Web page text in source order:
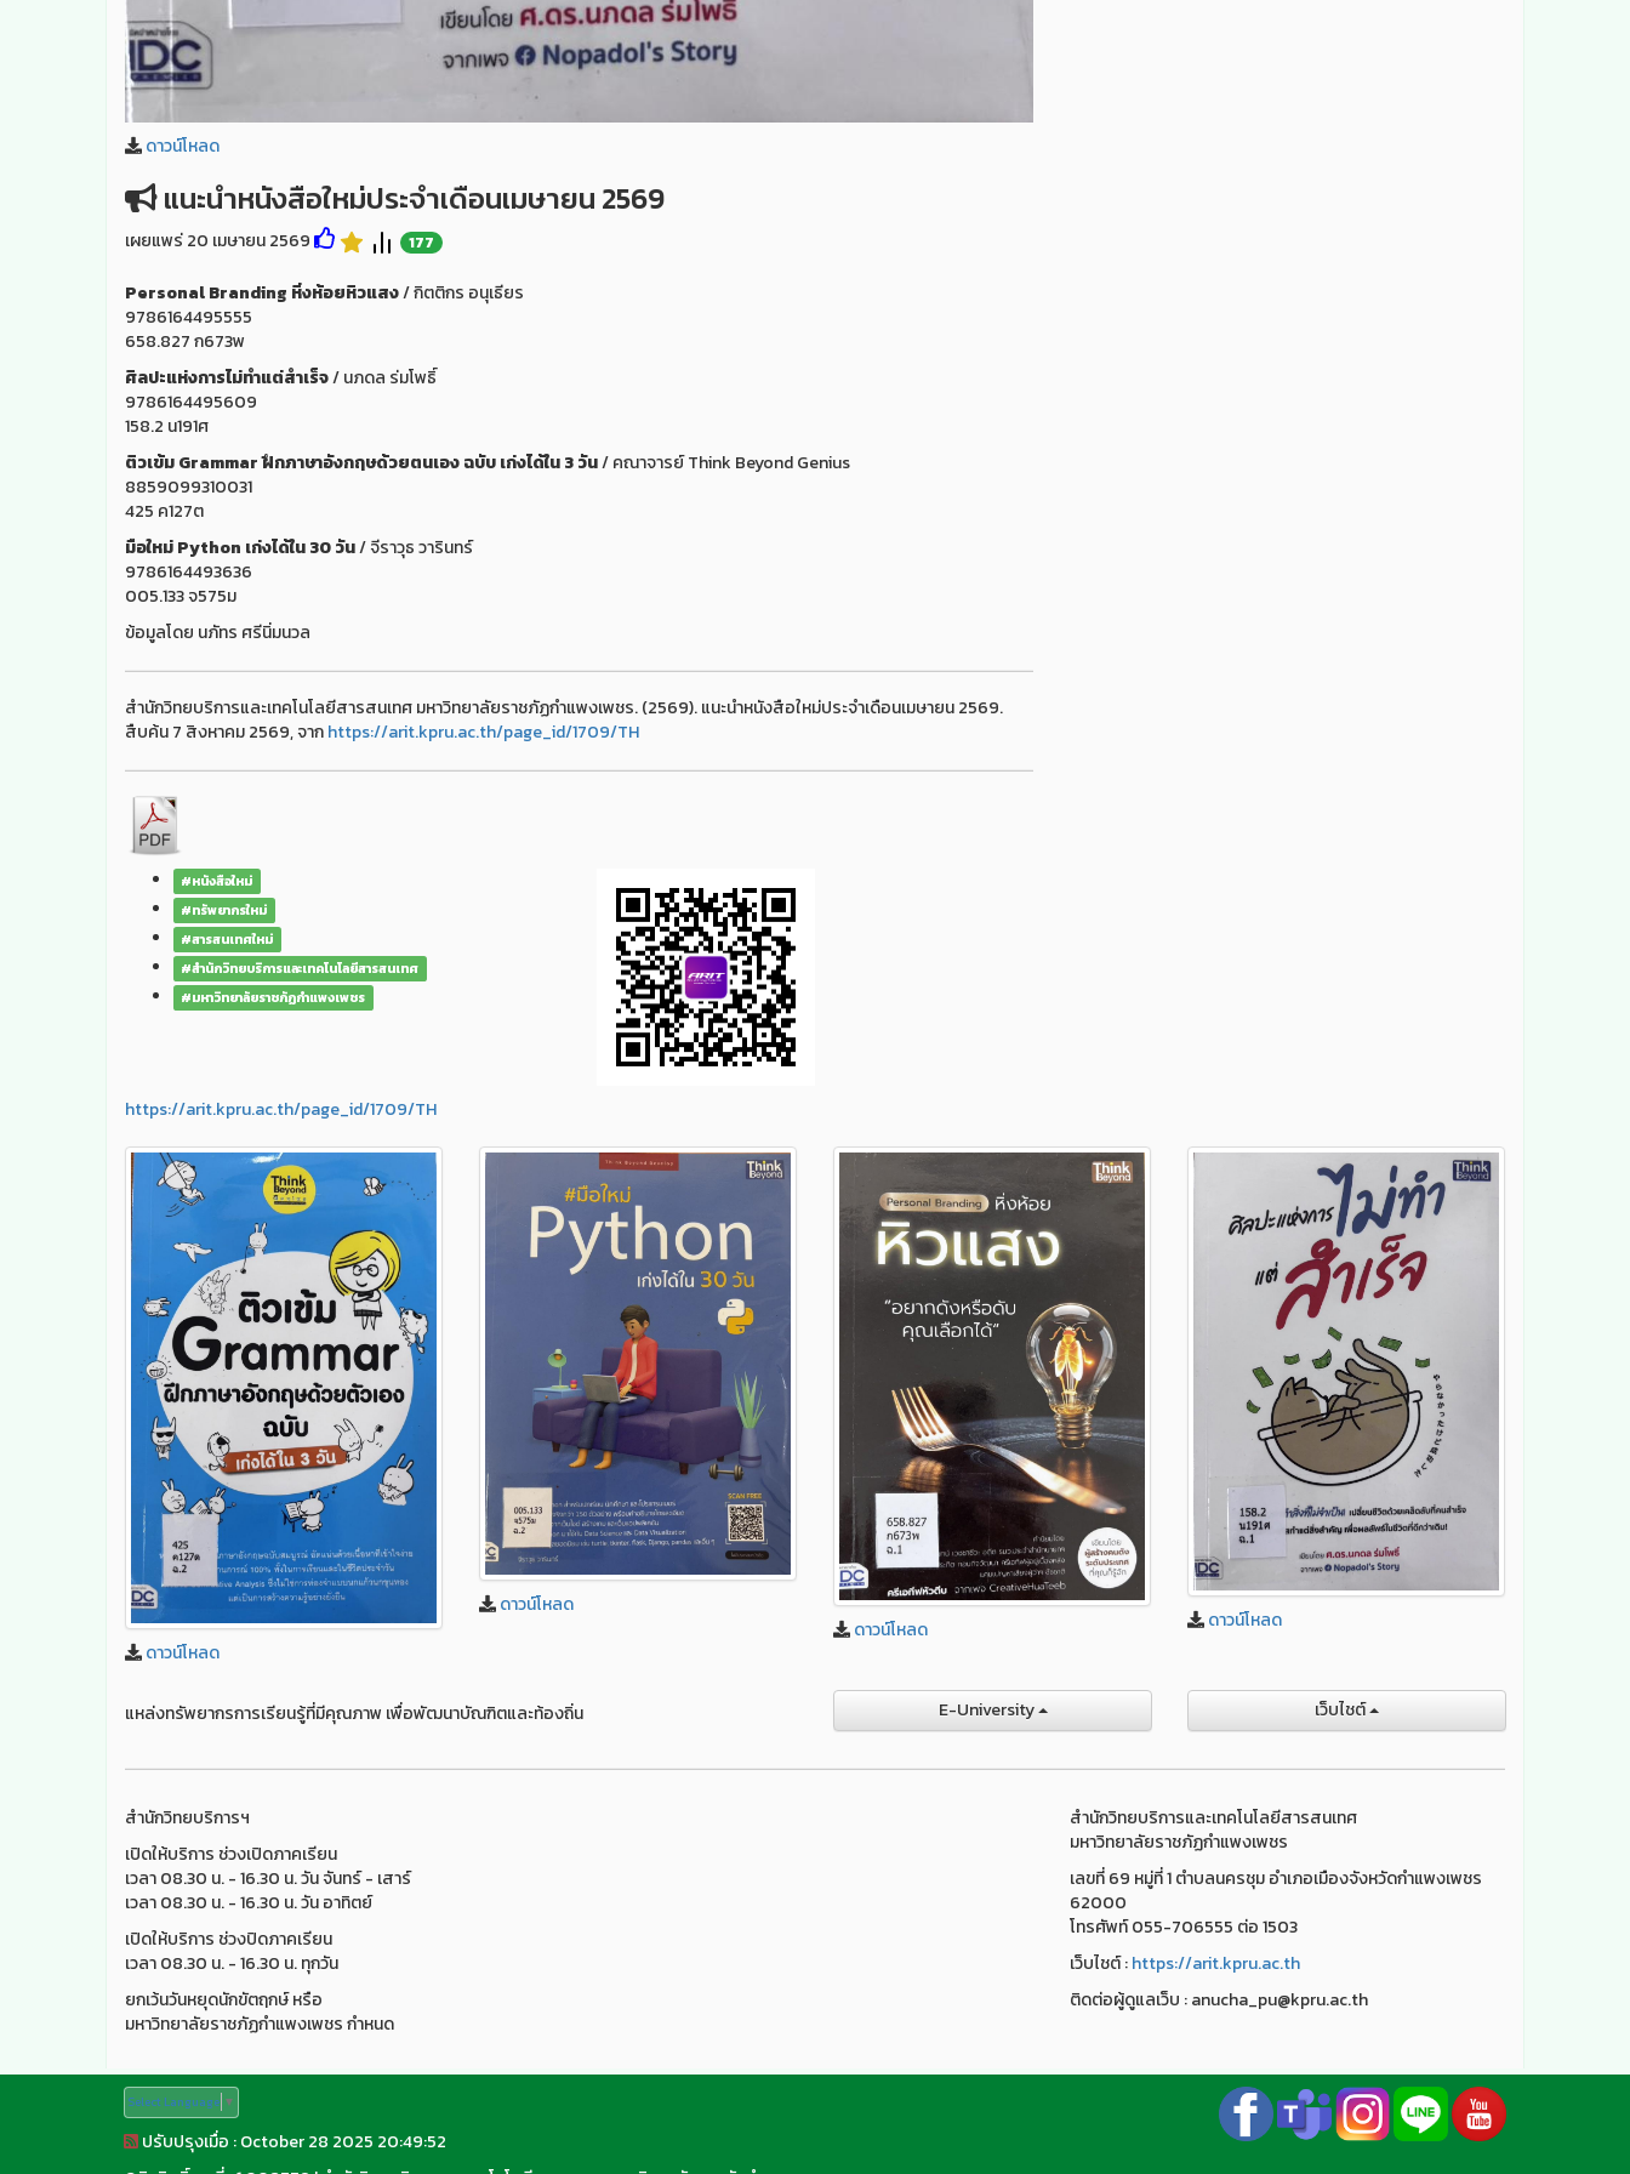
ดาวน์โหลด
แนะนำหนังสือใหม่ประจำเดือนเมษายน 2569
เผยแพร่ 20 เมษายน 2569 177
Personal Branding หิ่งห้อยหิวแสง/ กิตติกร อนุเธียร
9786164495555
658.827 ก673พ
ศิลปะแห่งการไม่ทำแต่สำเร็จ/ นภดล ร่มโพธิ์
9786164495609
158.2 น191ศ
ติวเข้ม Grammar ฝึกภาษาอังกฤษด้วยตนเอง ฉบับ เก่งได้ใน 3 วัน/ คณาจารย์ Think Beyond Genius
8859099310031
425 ค127ต
มือใหม่ Python เก่งได้ใน 30 วัน/ จีราวุธ วารินทร์
9786164493636
005.133 จ575ม
ข้อมูลโดย นภัทร ศรีนิ่มนวล
สำนักวิทยบริการและเทคโนโลยีสารสนเทศ มหาวิทยาลัยราชภัฏกำแพงเพชร. (2569). แนะนำหนังสือใหม่ประจำเดือนเมษายน 2569.
สืบค้น 7 สิงหาคม 2569, จากhttps://arit.kpru.ac.th/page_id/1709/TH
#หนังสือใหม่
#ทรัพยากรใหม่
#สารสนเทศใหม่
#สำนักวิทยบริการและเทคโนโลยีสารสนเทศ
#มหาวิทยาลัยราชภัฏกำแพงเพชร
https://arit.kpru.ac.th/page_id/1709/TH
ดาวน์โหลด
ดาวน์โหลด
ดาวน์โหลด
ดาวน์โหลด
แหล่งทรัพยากรการเรียนรู้ที่มีคุณภาพ เพื่อพัฒนาบัณฑิตและท้องถิ่น E-University เว็บไชต์
สำนักวิทยบริการฯ
เปิดให้บริการ ช่วงเปิดภาคเรียน
เวลา 08.30 น. - 16.30 น. วัน จันทร์ - เสาร์
เวลา 08.30 น. - 16.30 น. วัน อาทิตย์
เปิดให้บริการ ช่วงปิดภาคเรียน
เวลา 08.30 น. - 16.30 น. ทุกวัน
ยกเว้นวันหยุดนักขัตฤกษ์ หรือ
มหาวิทยาลัยราชภัฏกำแพงเพชร กำหนด
สำนักวิทยบริการและเทคโนโลยีสารสนเทศ
มหาวิทยาลัยราชภัฏกำแพงเพชร
เลขที่ 69 หมู่ที่ 1 ตำบลนครชุม อำเภอเมืองจังหวัดกำแพงเพชร
62000
โทรศัพท์ 055-706555 ต่อ 1503
เว็บไชต์ :https://arit.kpru.ac.th
ติดต่อผู้ดูแลเว็บ : anucha_pu@kpru.ac.th
Select Language ▼
ปรับปรุงเมื่อ : October 28 2025 20:49:52